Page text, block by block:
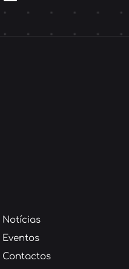
Notícias
Eventos
Contactos